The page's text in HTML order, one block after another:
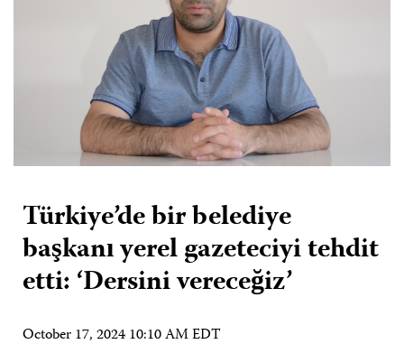
Türkiye’de bir belediye
başkanı yerel gazeteciyi tehdit
etti: ‘Dersini vereceğiz’
October 17, 2024 10:10 AM EDT